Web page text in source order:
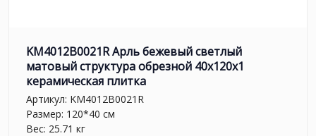
KM4012B0021R Арль бежевый светлый
матовый структура обрезной 40x120x1
керамическая плитка
Артикул: KM4012B0021R
Размер: 120*40 см
Вес: 25.71 кг